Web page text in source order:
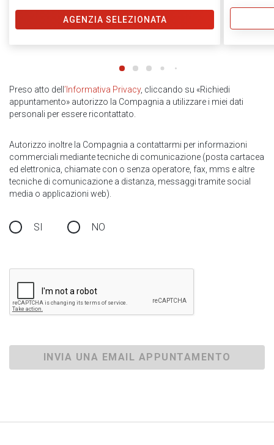
AGENZIA SELEZIONATA
Preso atto dell ’Informativa Privacy, cliccando su «Richiedi
appuntamento» autorizzo la Compagnia a utilizzare i miei dati
personali per essere ricontattato.
Autorizzo inoltre la Compagnia a contattarmi per informazioni
commerciali mediante tecniche di comunicazione (posta cartacea
ed elettronica, chiamate con o senza operatore, fax, mms e altre
tecniche di comunicazione a distanza, messaggi tramite social
media o applicazioni web).
SI NO
INVIA UNA EMAIL APPUNTAMENTO